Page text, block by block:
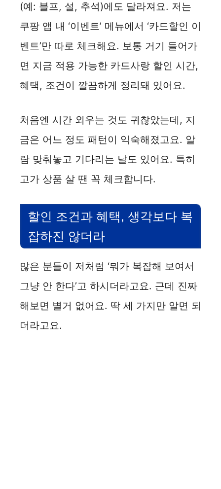
V
i
d
o
(예: 블프, 설, 추석)에도 달라져요. 저는
쿠팡 앱 내 ‘이벤트’ 메뉴에서 ‘카드할인 이
벤트’만 따로 체크해요. 보통 거기 들어가
면 지금 적용 가능한 카드사랑 할인 시간,
혜택, 조건이 깔끔하게 정리돼 있어요.
처음엔 시간 외우는 것도 귀찮았는데, 지
금은 어느 정도 패턴이 익숙해졌고요. 알
람 맞춰놓고 기다리는 날도 있어요. 특히
고가 상품 살 땐 꼭 체크합니다.
할인 조건과 혜택, 생각보다 복
잡하진 않더라
많은 분들이 저처럼 ‘뭐가 복잡해 보여서
그냥 안 한다’고 하시더라고요. 근데 진짜
해보면 별거 없어요. 딱 세 가지만 알면 되
더라고요.